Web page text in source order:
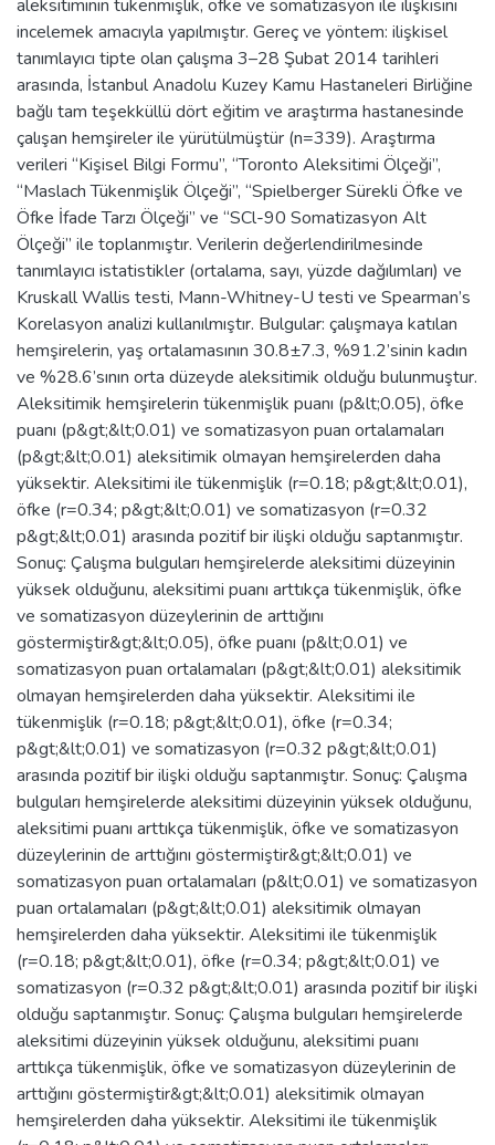
aleksitiminin tükenmişlik, öfke ve somatizasyon ile ilişkisini
incelemek amacıyla yapılmıştır. Gereç ve yöntem: ilişkisel
tanımlayıcı tipte olan çalışma 3–28 Şubat 2014 tarihleri
arasında, İstanbul Anadolu Kuzey Kamu Hastaneleri Birliğine
bağlı tam teşekküllü dört eğitim ve araştırma hastanesinde
çalışan hemşireler ile yürütülmüştür (n=339). Araştırma
verileri “Kişisel Bilgi Formu”, “Toronto Aleksitimi Ölçeği”,
“Maslach Tükenmişlik Ölçeği”, “Spielberger Sürekli Öfke ve
Öfke İfade Tarzı Ölçeği” ve “SCl-90 Somatizasyon Alt
Ölçeği” ile toplanmıştır. Verilerin değerlendirilmesinde
tanımlayıcı istatistikler (ortalama, sayı, yüzde dağılımları) ve
Kruskall Wallis testi, Mann-Whitney-U testi ve Spearman’s
Korelasyon analizi kullanılmıştır. Bulgular: çalışmaya katılan
hemşirelerin, yaş ortalamasının 30.8±7.3, %91.2’sinin kadın
ve %28.6’sının orta düzeyde aleksitimik olduğu bulunmuştur.
Aleksitimik hemşirelerin tükenmişlik puanı (p&lt;0.05), öfke
puanı (p&gt;&lt;0.01) ve somatizasyon puan ortalamaları
(p&gt;&lt;0.01) aleksitimik olmayan hemşirelerden daha
yüksektir. Aleksitimi ile tükenmişlik (r=0.18; p&gt;&lt;0.01),
öfke (r=0.34; p&gt;&lt;0.01) ve somatizasyon (r=0.32
p&gt;&lt;0.01) arasında pozitif bir ilişki olduğu saptanmıştır.
Sonuç: Çalışma bulguları hemşirelerde aleksitimi düzeyinin
yüksek olduğunu, aleksitimi puanı arttıkça tükenmişlik, öfke
ve somatizasyon düzeylerinin de arttığını
göstermiştir&gt;&lt;0.05), öfke puanı (p&lt;0.01) ve
somatizasyon puan ortalamaları (p&gt;&lt;0.01) aleksitimik
olmayan hemşirelerden daha yüksektir. Aleksitimi ile
tükenmişlik (r=0.18; p&gt;&lt;0.01), öfke (r=0.34;
p&gt;&lt;0.01) ve somatizasyon (r=0.32 p&gt;&lt;0.01)
arasında pozitif bir ilişki olduğu saptanmıştır. Sonuç: Çalışma
bulguları hemşirelerde aleksitimi düzeyinin yüksek olduğunu,
aleksitimi puanı arttıkça tükenmişlik, öfke ve somatizasyon
düzeylerinin de arttığını göstermiştir&gt;&lt;0.01) ve
somatizasyon puan ortalamaları (p&lt;0.01) ve somatizasyon
puan ortalamaları (p&gt;&lt;0.01) aleksitimik olmayan
hemşirelerden daha yüksektir. Aleksitimi ile tükenmişlik
(r=0.18; p&gt;&lt;0.01), öfke (r=0.34; p&gt;&lt;0.01) ve
somatizasyon (r=0.32 p&gt;&lt;0.01) arasında pozitif bir ilişki
olduğu saptanmıştır. Sonuç: Çalışma bulguları hemşirelerde
aleksitimi düzeyinin yüksek olduğunu, aleksitimi puanı
arttıkça tükenmişlik, öfke ve somatizasyon düzeylerinin de
arttığını göstermiştir&gt;&lt;0.01) aleksitimik olmayan
hemşirelerden daha yüksektir. Aleksitimi ile tükenmişlik